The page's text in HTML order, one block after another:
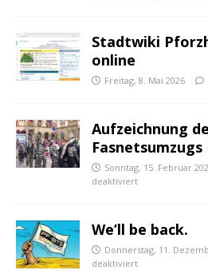
Stadtwiki
online
Freitag, 8. Mai 2026
Aufzeichnung
Sonntag, 15. Februar
deaktiviert
We’ll be back.
Donnerstag, 11.
deaktiviert